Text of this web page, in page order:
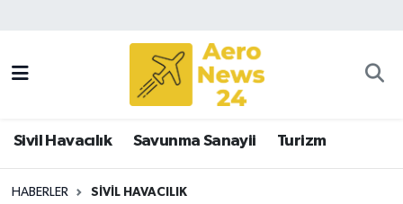
Sivil Havacılık Savunma Sanayii Turizm
HABERLER SIVIL HAVACILIK